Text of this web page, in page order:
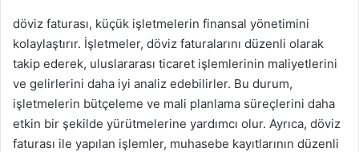
döviz faturası, küçük işletmelerin finansal yönetimini
kolaylaştırır. İşletmeler, döviz faturalarını düzenli olarak
takip ederek, uluslararası ticaret işlemlerinin maliyetlerini
ve gelirlerini daha iyi analiz edebilirler. Bu durum,
işletmelerin bütçeleme ve mali planlama süreçlerini daha
etkin bir şekilde yürütmelerine yardımcı olur. Ayrıca, döviz
faturası ile yapılan işlemler, muhasebe kayıtlarının düzenli